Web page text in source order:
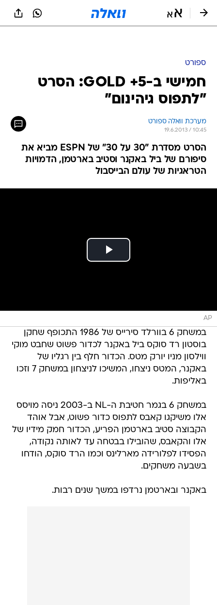
ספורט
חמישי ב-5+ GOLD: הסרט
"לתפוס גיהינום"
מערכת וואלה ספורט
19.6.2013 / 10:45
הסרט מסדרת "30 על 30" של ESPN מביא את
סיפורם של ביל באקנר וסטיב בארטמן, הדמויות
הטראגיות של עולם הבייסבול
AP
במשחק 6 בוורלד סירייס של 1986 התכופף שחקן
בוסטון רד סוקס ביל באקנר לכדור פשוט שחבט מוקי
ווילסון מניו יורק מטס. הכדור חלף בין רגליו של
באקנר, המטס ניצחו, המשיכו לניצחון במשחק 7 וזכו
באליפות.
במשחק 6 בגמר חטיבת ה-NL ב-2003 ניסה מויסס
אלו משיקגו קאבס לתפוס כדור פשוט, אבל אוהד
הקבוצה סטיב בארטמן הפריע, הכדור חמק מידיו של
אלו והקאבס, שהובילו בבטחה עד לאותה נקודה,
הפסידו לפלורידה מארלינס וכמו הרד סוקס, הודחו
בשבעה משחקים.
באקנר ובארטמן נרדפו במשך שנים רבות.